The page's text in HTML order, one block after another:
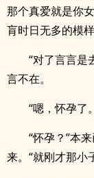
那个真爱就是你
肓时日无多的模
“对了言言是
言不在。
“嗯，怀孕了
“怀孕？”本
来。“就刚才那小